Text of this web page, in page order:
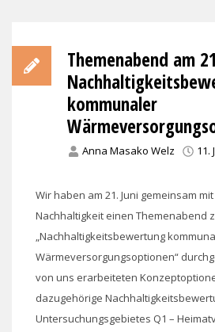
Themenabend am
kommunaler
Anna Masako Welz 11.
Wir haben am 21. Juni gemeinsam
Nachhaltigkeit einen Themenabend
„Nachhaltigkeitsbewertung
Wärmeversorgungsoptionen“
von uns erarbeiteten
dazugehörige
Untersuchungsgebietes Q1 –